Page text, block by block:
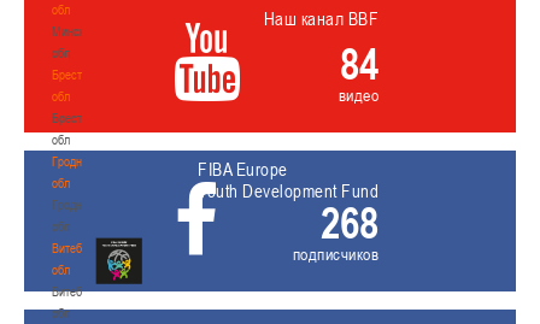
обл
Минская
обл
Брестская
обл
Брестская
обл
Гродненская
обл
Гродненская
обл
Витебская
обл
Витебская
обл
Наш канал BBF
84
видео
FIBA Europe
Youth Development Fund
268
подписчиков